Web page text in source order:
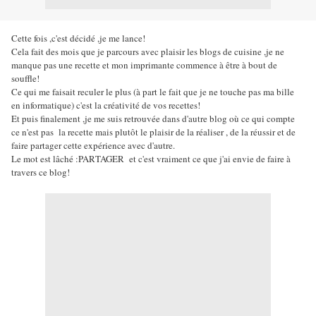
Cette fois ,c'est décidé ,je me lance!
Cela fait des mois que je parcours avec plaisir les blogs de cuisine ,je ne
manque pas une recette et mon imprimante commence à être à bout de
souffle!
Ce qui me faisait reculer le plus (à part le fait que je ne touche pas ma bille
en informatique) c'est la créativité de vos recettes!
Et puis finalement ,je me suis retrouvée dans d'autre blog où ce qui compte
ce n'est pas la recette mais plutôt le plaisir de la réaliser , de la réussir et de
faire partager cette expérience avec d'autre.
Le mot est lâché :PARTAGER et c'est vraiment ce que j'ai envie de faire à
travers ce blog!